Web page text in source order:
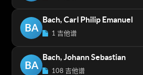
BA
Bach, Carl Philip Emanuel
1 吉他谱
BA
Bach, Johann Sebastian
108 吉他谱